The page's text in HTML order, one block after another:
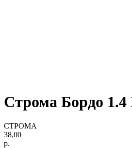
Строма Бордо
СТРОМА
38,00
р.